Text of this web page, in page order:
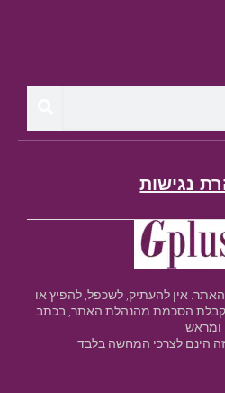
נגישות
אין להעתיק, לשכפל, להפיץ או
קבלת הסכמת מהנהלת האתר, בכתב
ומראש.
הינם לצרכי המחשה בלבד